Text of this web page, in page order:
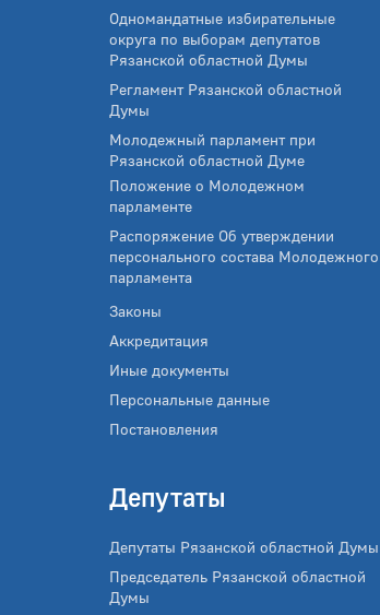
Одномандатные избирательные
округа по выборам депутатов
Рязанской областной Думы
Регламент Рязанской областной
Думы
Молодежный парламент при
Рязанской областной Думе
Положение о Молодежном
парламенте
Распоряжение Об утверждении
персонального состава Молодежного
парламента
Законы
Аккредитация
Иные документы
Персональные данные
Постановления
Депутаты
Депутаты Рязанской областной Думы
Председатель Рязанской областной
Думы